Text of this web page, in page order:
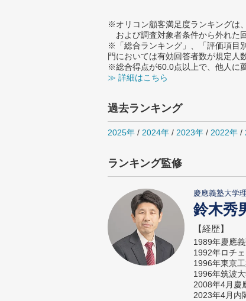
※オリコン顧客満足度ランキングは
および調査対象者条件から外れた
※「総合ランキング」、「評価項目
門においては有効回答者数が規定人
※総合得点が60.0点以上で、他人に
≫ 詳細はこちら
過去ランキング
2025年 / 2024年 / 2023年 / 2022年 /
ランキング監修
慶應義塾大学
鈴木秀
【経歴】
1989年慶應
1992年ロチ
1996年東京
1996年筑波
2008年4月慶
2023年4月内